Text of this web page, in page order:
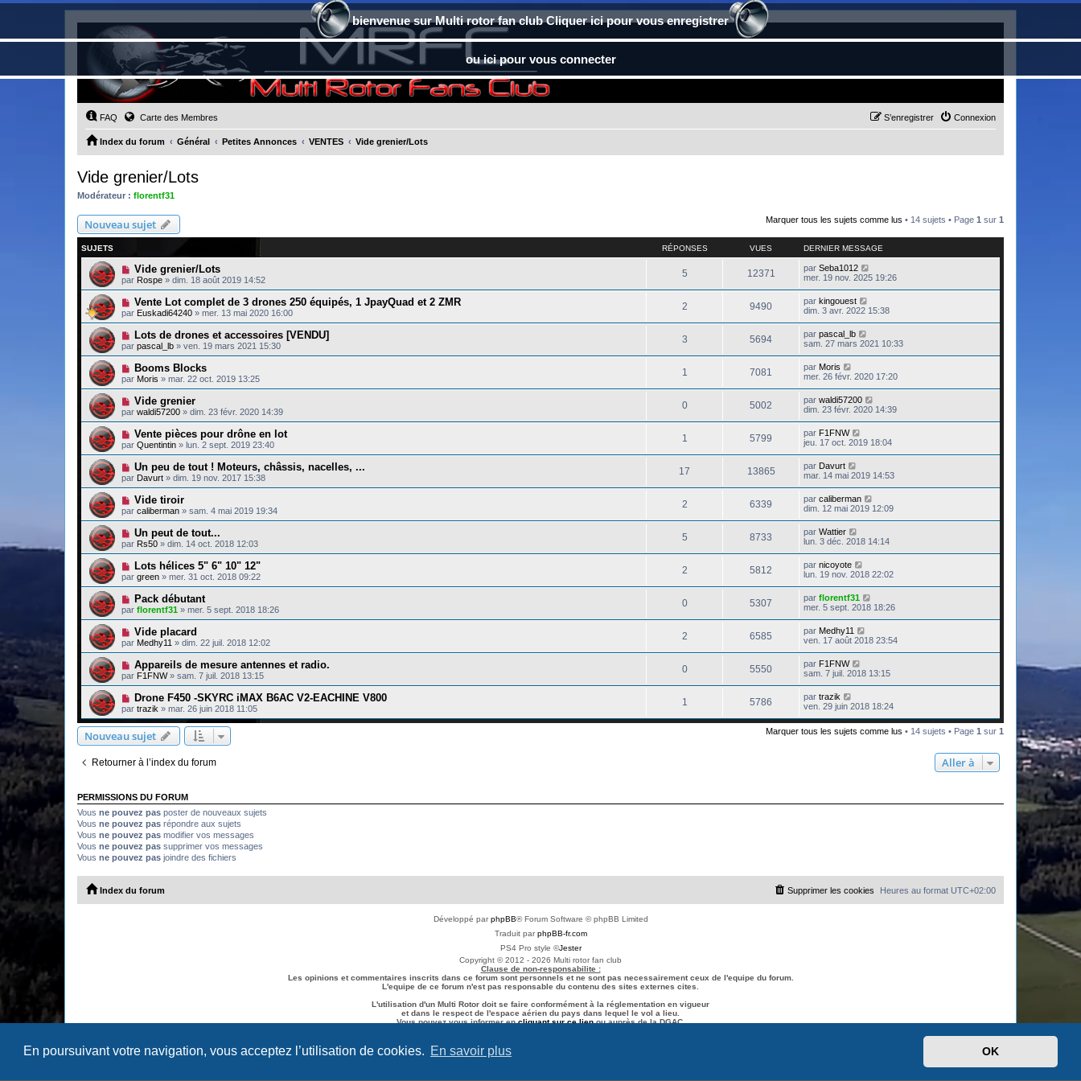
En poursuivant votre navigation, vous acceptez l’utilisation de cookies. En savoir plus OK
bienvenue sur Multi rotor fan club Cliquer ici pour vous enregistrer
ou ici pour vous connecter
FAQ Carte des Membres Connexion
S’enregistrer
Index du forum Général Petites Annonces VENTES Vide grenier/Lots
Vide grenier/Lots
Modérateur : florentf31
Nouveau sujet Marquer tous les sujets comme lus • 14 sujets • Page 1 sur 1
SUJETS RÉPONSES VUES DERNIER MESSAGE
Vide grenier/Lots
par Rospe » dim. 18 août 2019 14:52
5 12371 par Seba1012
mer. 19 nov. 2025 19:26
Vente Lot complet de 3 drones 250 équipés, 1 JpayQuad et 2 ZMR
par Euskadi64240 » mer. 13 mai 2020 16:00
2 9490 par kingouest
dim. 3 avr. 2022 15:38
Lots de drones et accessoires [VENDU]
par pascal_lb » ven. 19 mars 2021 15:30
3 5694 par pascal_lb
sam. 27 mars 2021 10:33
Booms Blocks
par Moris » mar. 22 oct. 2019 13:25
1 7081 par Moris
mer. 26 févr. 2020 17:20
Vide grenier
par waldi57200 » dim. 23 févr. 2020 14:39
0 5002 par waldi57200
dim. 23 févr. 2020 14:39
Vente pièces pour drône en lot
par Quentintin » lun. 2 sept. 2019 23:40
1 5799 par F1FNW
jeu. 17 oct. 2019 18:04
Un peu de tout ! Moteurs, châssis, nacelles, ...
par Davurt » dim. 19 nov. 2017 15:38
17 13865 par Davurt
mar. 14 mai 2019 14:53
Vide tiroir
par caliberman » sam. 4 mai 2019 19:34
2 6339 par caliberman
dim. 12 mai 2019 12:09
Un peut de tout...
par Rs50 » dim. 14 oct. 2018 12:03
5 8733 par Wattier
lun. 3 déc. 2018 14:14
Lots hélices 5" 6" 10" 12"
par green » mer. 31 oct. 2018 09:22
2 5812 par nicoyote
lun. 19 nov. 2018 22:02
Pack débutant
par florentf31 » mer. 5 sept. 2018 18:26
0 5307 par florentf31
mer. 5 sept. 2018 18:26
Vide placard
par Medhy11 » dim. 22 juil. 2018 12:02
2 6585 par Medhy11
ven. 17 août 2018 23:54
Appareils de mesure antennes et radio.
par F1FNW» sam. 7 juil. 2018 13:15
0 5550 par F1FNW
sam. 7 juil. 2018 13:15
Drone F450 -SKYRC iMAX B6AC V2-EACHINE V800
par trazik » mar. 26 juin 2018 11:05
1 5786 par trazik
ven. 29 juin 2018 18:24
Nouveau sujet Marquer tous les sujets comme lus • 14 sujets • Page 1 sur 1
Retourner à l’index du forum Aller à
PERMISSIONS DU FORUM
Vous ne pouvez pas poster de nouveaux sujets
Vous ne pouvez pas répondre aux sujets
Vous ne pouvez pas modifier vos messages
Vous ne pouvez pas supprimer vos messages
Vous ne pouvez pas joindre des fichiers
Index du forum Heures au format UTC+02:00
Supprimer les cookies
Développé parphpBB® Forum Software © phpBB Limited
Traduit parphpBB-fr.com
PS4 Pro style ©Jester
Copyright © 2012 - 2026 Multi rotor fan club
Clause de non-responsabilite :
Les opinions et commentaires inscrits dans ce forum sont personnels et ne sont pas necessairement ceux de l'equipe du forum.
L'equipe de ce forum n'est pas responsable du contenu des sites externes cites.
L'utilisation d'un Multi Rotor doit se faire conformément à la réglementation en vigueur
et dans le respect de l'espace aérien du pays dans lequel le vol a lieu.
Vous pouvez vous informer encliquant sur ce lienou auprès de la DGAC.